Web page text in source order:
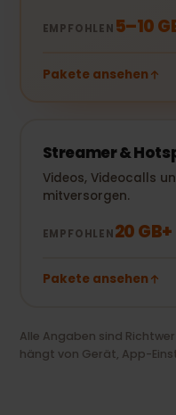
EMPFOHLEN 5–10
Pakete ansehen
Streamer &
Videos, Videocalls
mitversorgen.
EMPFOHLEN20
Pakete ansehen
Alle Angaben sind
hängt von Gerät, App-